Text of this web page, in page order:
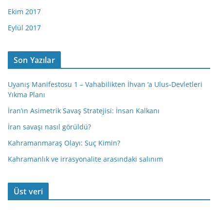
Ekim 2017
Eylül 2017
Son Yazılar
Uyanış Manifestosu 1 – Vahabilikten İhvan ‘a Ulus-Devletleri
Yıkma Planı
İran’ın Asimetrik Savaş Stratejisi: İnsan Kalkanı
İran savaşı nasıl görüldü?
Kahramanmaraş Olayı: Suç Kimin?
Kahramanlık ve irrasyonalite arasındaki salınım
Üst veri